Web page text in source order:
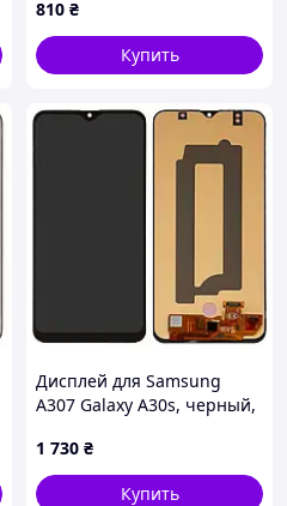
810 ₴
Купить
Дисплей для Samsung
A307 Galaxy A30s, черный,
size, (OLED)
1 730 ₴
Купить